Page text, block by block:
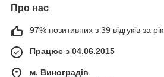
Про нас
97% позитивних з 39 відгуків за рік
Працює з 04.06.2015
м. Виноградів